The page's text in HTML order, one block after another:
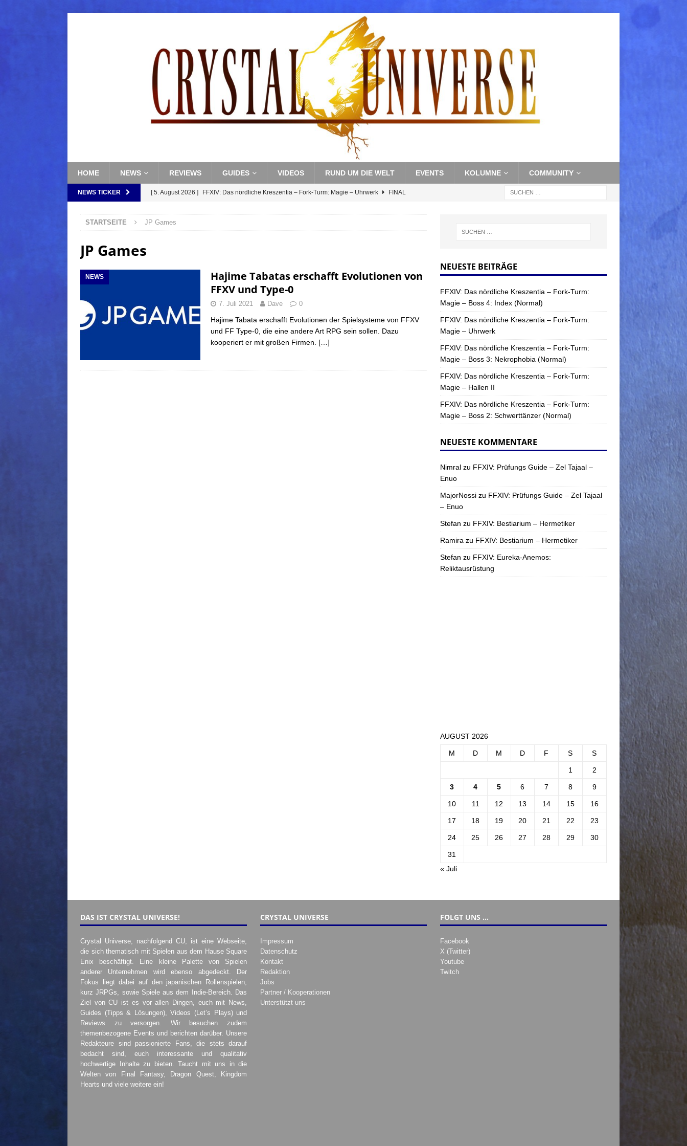
HOME NEWS REVIEWS GUIDES VIDEOS RUND UM DIE WELT EVENTS KOLUMNE COMMUNITY
NEWS TICKER [ 5. August 2026 ] FFXIV: Das nördliche Kreszentia – Fork-Turm: Magie – Uhrwerk FINAL
FFXIV: Das nördliche Kreszentia – Fork-Turm: Magie – Boss 2: Schwerttänzer
(Normal) FINAL FANTASY
FFXIV: Das nördliche Kreszentia – Fork-Turm: Magie – Boss 4: Index (Normal)
STARTSEITE JP Games
JP Games
NEWS
Hajime Tabatas erschafft Evolutionen von
FFXV und Type-0
7. Juli 2021 Dave 0
Hajime Tabata erschafft Evolutionen der Spielsysteme von FFXV
und FF Type-0, die eine andere Art RPG sein sollen. Dazu
kooperiert er mit großen Firmen. […]
NEUESTE BEITRÄGE
FFXIV: Das nördliche Kreszentia – Fork-Turm:
Magie – Boss 4: Index (Normal)
FFXIV: Das nördliche Kreszentia – Fork-Turm:
Magie – Uhrwerk
FFXIV: Das nördliche Kreszentia – Fork-Turm:
Magie – Boss 3: Nekrophobia (Normal)
FFXIV: Das nördliche Kreszentia – Fork-Turm:
Magie – Hallen II
FFXIV: Das nördliche Kreszentia – Fork-Turm:
Magie – Boss 2: Schwerttänzer (Normal)
NEUESTE KOMMENTARE
Nimralzu FFXIV: Prüfungs Guide – Zel Tajaal –
Enuo
MajorNossizu FFXIV: Prüfungs Guide – Zel Tajaal
– Enuo
Stefan zu FFXIV: Bestiarium – Hermetiker
Ramira zu FFXIV: Bestiarium – Hermetiker
Stefan zu FFXIV: Eureka-Anemos:
Reliktausrüstung
AUGUST 2026
M D M D F S S
1 2
3 4 5 6 7 8 9
10 11 12 13 14 15 16
17 18 19 20 21 22 23
24 25 26 27 28 29 30
31
« Juli
DAS IST CRYSTAL UNIVERSE!
Crystal Universe, nachfolgend CU, ist eine Webseite,
die sich thematisch mit Spielen aus dem Hause Square
Enix beschäftigt. Eine kleine Palette von Spielen
anderer Unternehmen wird ebenso abgedeckt. Der
Fokus liegt dabei auf den japanischen Rollenspielen,
kurz JRPGs, sowie Spiele aus dem Indie-Bereich. Das
Ziel von CU ist es vor allen Dingen, euch mit News,
Guides (Tipps & Lösungen), Videos (Let’s Plays) und
Reviews zu versorgen. Wir besuchen zudem
themenbezogene Events und berichten darüber. Unsere
Redakteure sind passionierte Fans, die stets darauf
bedacht sind, euch interessante und qualitativ
hochwertige Inhalte zu bieten. Taucht mit uns in die
Welten von Final Fantasy, Dragon Quest, Kingdom
Hearts und viele weitere ein!
CRYSTAL UNIVERSE
Impressum
Datenschutz
Kontakt
Redaktion
Jobs
Partner / Kooperationen
Unterstützt uns
FOLGT UNS …
Facebook
X (Twitter)
Youtube
Twitch